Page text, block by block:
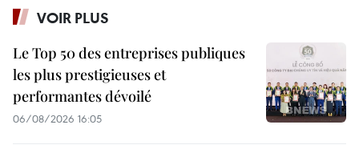
VOIR PLUS
Le Top 50 des entreprises publiques
les plus prestigieuses et
performantes dévoilé
06/08/2026 16:05